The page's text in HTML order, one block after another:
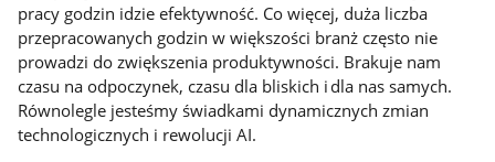
pracy godzin idzie efektywność. Co więcej, duża liczba
przepracowanych godzin w większości branż często nie
prowadzi do zwiększenia produktywności. Brakuje nam
czasu na odpoczynek, czasu dla bliskich i dla nas samych.
Równolegle jesteśmy świadkami dynamicznych zmian
technologicznych i rewolucji AI.